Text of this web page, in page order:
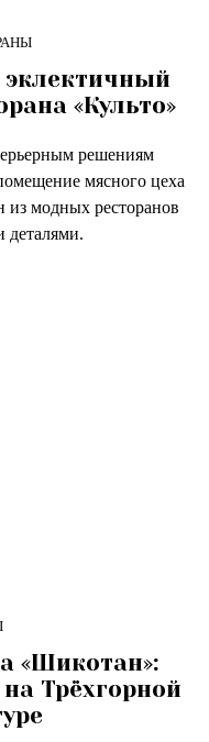
эклектичный
«Культо»
решениям
мясного цеха
из модных ресторанов
деталями.
«Шикотан»:
Трёхгорной